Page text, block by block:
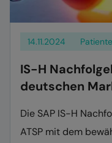
14.11.2024
IS-H
deutschen
Die SAP IS-H
ATSP mit dem